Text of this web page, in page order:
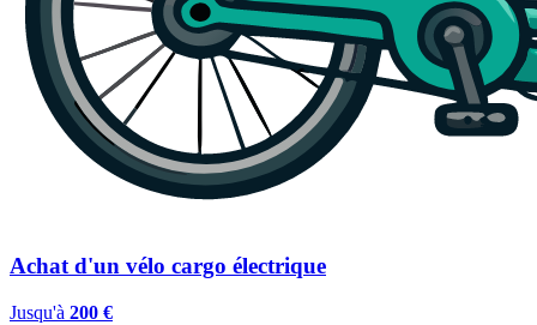
Achat d'un vélo cargo électrique
Jusqu'à 200 €